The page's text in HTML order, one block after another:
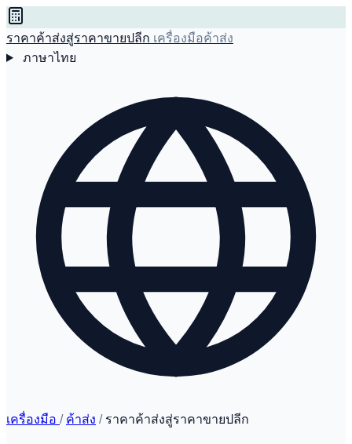
ราคาค้าส่งสู่ราคาขายปลีก เครื่องมือค้าส่ง
ภาษาไทย
เครื่องมือ / ค้าส่ง / ราคาค้าส่งสู่ราคาขายปลีก